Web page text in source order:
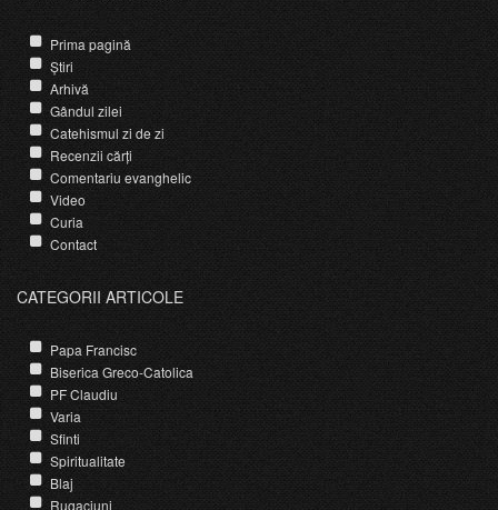
Prima pagină
Știri
Arhivă
Gândul zilei
Catehismul zi de zi
Recenzii cărți
Comentariu evanghelic
Video
Curia
Contact
CATEGORII ARTICOLE
Papa Francisc
Biserica Greco-Catolica
PF Claudiu
Varia
Sfinti
Spiritualitate
Blaj
Rugaciuni